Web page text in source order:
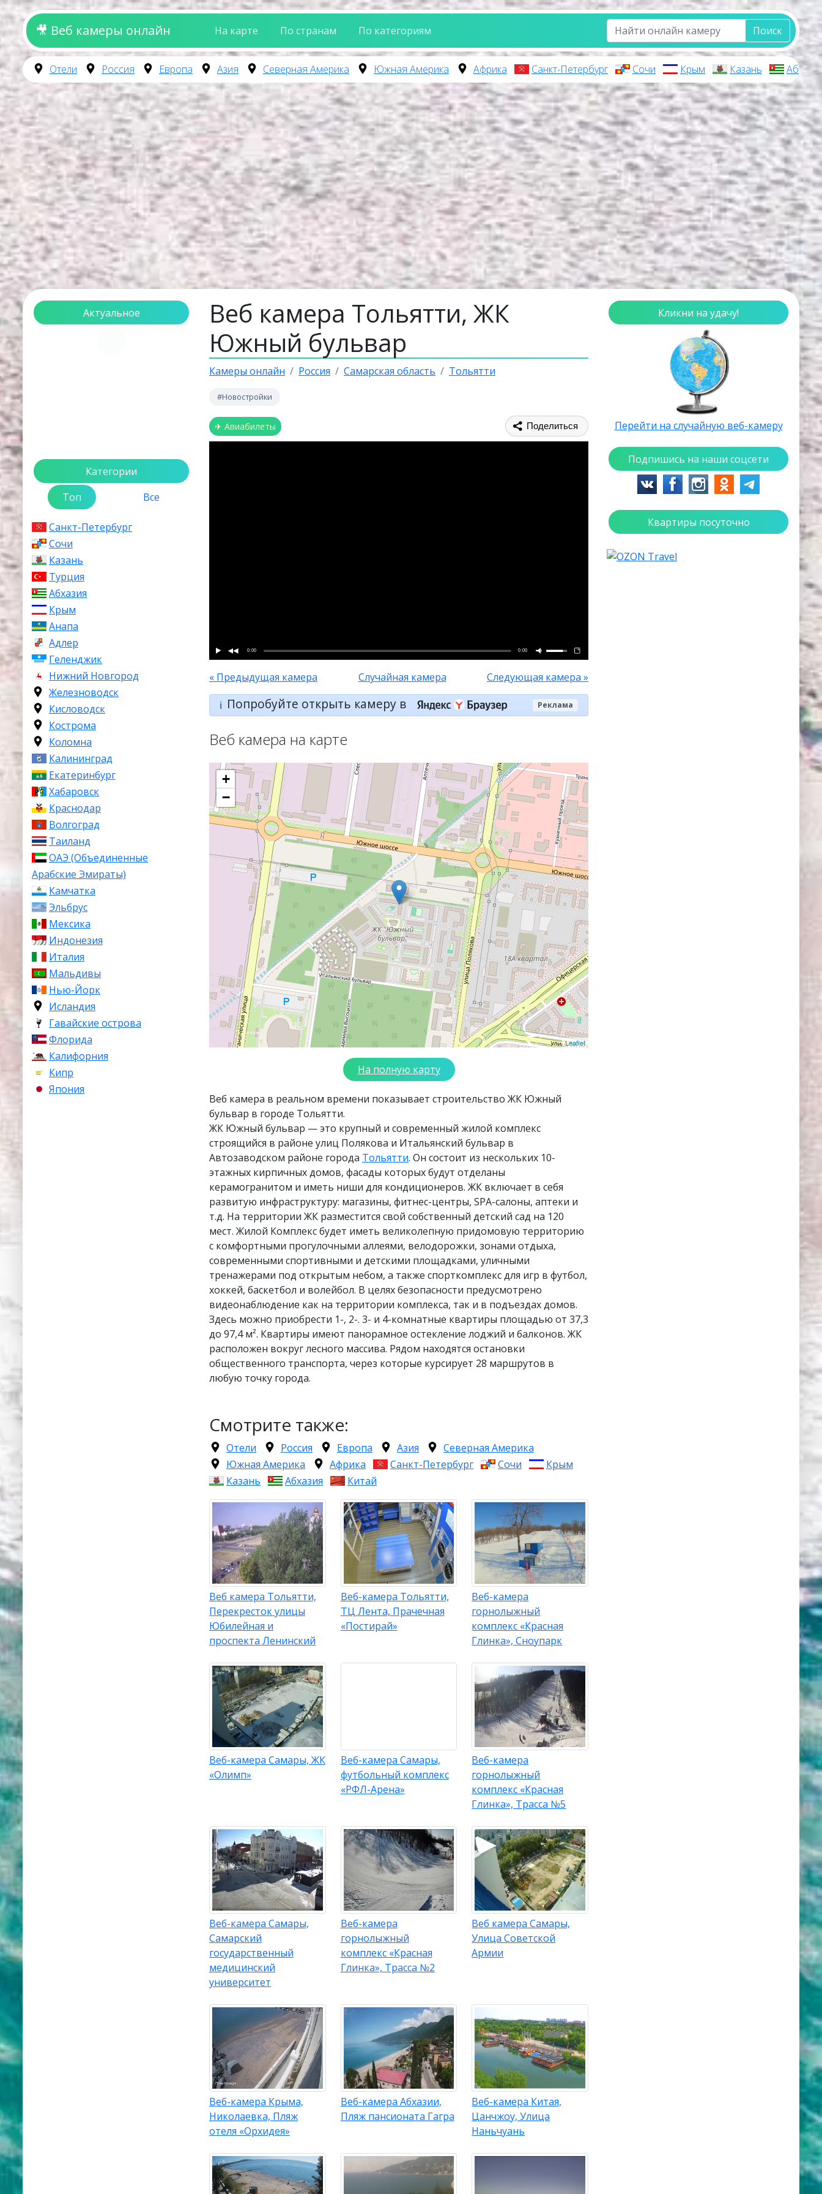
🎥 Веб камеры онлайн На карте По странам По категориям Поиск
Отели Россия Европа Азия Северная Америка Южная Америка Африка Санкт-Петербург Сочи Крым Казань
Актуальное
Категории
Топ
Все
Санкт-Петербург
Сочи
Казань
Турция
Абхазия
Крым
Анапа
Адлер
Геленджик
Нижний Новгород
Железноводск
Кисловодск
Кострома
Коломна
Калининград
Екатеринбург
Хабаровск
Краснодар
Волгоград
Таиланд
ОАЭ (Объединенные
Арабские Эмираты)
Камчатка
Эльбрус
Мексика
Индонезия
Италия
Мальдивы
Нью-Йорк
Исландия
Гавайские острова
Флорида
Калифорния
Кипр
Япония
Веб камера Тольятти, ЖК
Южный бульвар
Камеры онлайн Россия Самарская область Тольятти
#Новостройки
✈ Авиабилеты Поделиться
0:00 0:00
« Предыдущая камера Случайная камера Следующая камера »
ℹ️ Попробуйте открыть камеру в Реклама
Веб камера на карте
+
−
Leaflet
На полную карту
Веб камера в реальном времени показывает строительство ЖК Южный
бульвар в городе Тольятти.
ЖК Южный бульвар — это крупный и современный жилой комплекс
строящийся в районе улиц Полякова и Итальянский бульвар в
Автозаводском районе города Тольятти. Он состоит из нескольких 10-
этажных кирпичных домов, фасады которых будут отделаны
керамогранитом и иметь ниши для кондиционеров. ЖК включает в себя
развитую инфраструктуру: магазины, фитнес-центры, SPA-салоны, аптеки и
т.д. На территории ЖК разместится свой собственный детский сад на 120
мест. Жилой Комплекс будет иметь великолепную придомовую территорию
с комфортными прогулочными аллеями, велодорожки, зонами отдыха,
современными спортивными и детскими площадками, уличными
тренажерами под открытым небом, а также спорткомплекс для игр в футбол,
хоккей, баскетбол и волейбол. В целях безопасности предусмотрено
видеонаблюдение как на территории комплекса, так и в подъездах домов.
Здесь можно приобрести 1-, 2-. 3- и 4-комнатные квартиры площадью от 37,3
до 97,4 м². Квартиры имеют панорамное остекление лоджий и балконов. ЖК
расположен вокруг лесного массива. Рядом находятся остановки
общественного транспорта, через которые курсирует 28 маршрутов в
любую точку города.
Смотрите также:
Отели Россия Европа Азия
Северная Америка
Южная Америка
Африка Санкт-Петербург Сочи
Крым
Казань
Абхазия Китай
Веб камера Тольятти,
Перекресток улицы
Юбилейная и
проспекта Ленинский
Веб-камера Тольятти,
ТЦ Лента, Прачечная
«Постирай»
Веб-камера
горнолыжный
комплекс «Красная
Глинка», Сноупарк
Веб-камера Самары, ЖК
«Олимп»
Веб-камера Самары,
футбольный комплекс
«РФЛ-Арена»
Веб-камера
горнолыжный
комплекс «Красная
Глинка», Трасса №5
Веб-камера Самары,
Самарский
государственный
медицинский
университет
Веб-камера
горнолыжный
комплекс «Красная
Глинка», Трасса №2
Веб камера Самары,
Улица Советской
Армии
Веб-камера Крыма,
Николаевка, Пляж
отеля «Орхидея»
Веб-камера Абхазии,
Пляж пансионата Гагра
Веб-камера Китая,
Цанчжоу, Улица
Наньчуань
Кликни на удачу!
Перейти на случайную веб-камеру
Подпишись на наши соцсети
Квартиры посуточно